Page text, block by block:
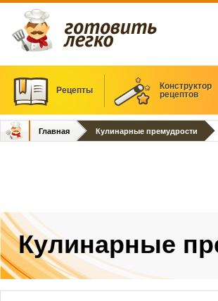
Рецепты
Конструктор
рецептов
Главная Кулинарные премудрости
Кулинарные